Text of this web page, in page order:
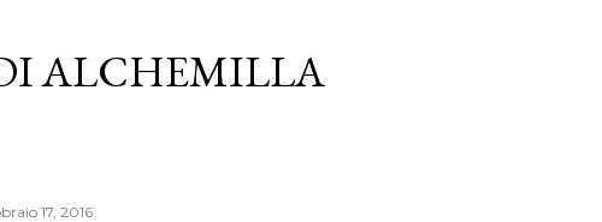
ALCHEMILLA
17, 2016